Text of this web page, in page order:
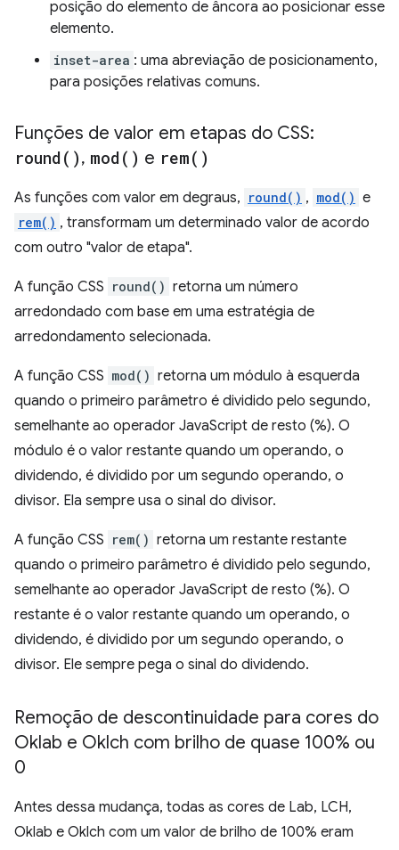
posição do elemento de âncora ao posicionar esse
elemento.
inset-area : uma abreviação de posicionamento,
para posições relativas comuns.
Funções de valor em etapas do CSS:
round( ), mod( ) e rem( )
As funções com valor em degraus, round() , mod() e
rem() , transformam um determinado valor de acordo
com outro "valor de etapa".
A função CSS round() retorna um número
arredondado com base em uma estratégia de
arredondamento selecionada.
A função CSS mod() retorna um módulo à esquerda
quando o primeiro parâmetro é dividido pelo segundo,
semelhante ao operador JavaScript de resto (%). O
módulo é o valor restante quando um operando, o
dividendo, é dividido por um segundo operando, o
divisor. Ela sempre usa o sinal do divisor.
A função CSS rem() retorna um restante restante
quando o primeiro parâmetro é dividido pelo segundo,
semelhante ao operador JavaScript de resto (%). O
restante é o valor restante quando um operando, o
dividendo, é dividido por um segundo operando, o
divisor. Ele sempre pega o sinal do dividendo.
Remoção de descontinuidade para cores do
Oklab e Oklch com brilho de quase 100% ou
0
Antes dessa mudança, todas as cores de Lab, LCH,
Oklab e Oklch com um valor de brilho de 100% eram